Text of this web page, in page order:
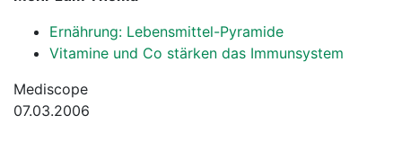
Ernährung: Lebensmittel-Pyramide
Vitamine und Co stärken das Immunsystem
Mediscope
07.03.2006